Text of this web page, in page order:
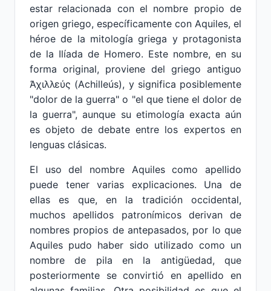
estar relacionada con el nombre propio de
origen griego, específicamente con Aquiles, el
héroe de la mitología griega y protagonista
de la Ilíada de Homero. Este nombre, en su
forma original, proviene del griego antiguo
Ἀχιλλεύς (Achilleús), y significa posiblemente
"dolor de la guerra" o "el que tiene el dolor de
la guerra", aunque su etimología exacta aún
es objeto de debate entre los expertos en
lenguas clásicas.
El uso del nombre Aquiles como apellido
puede tener varias explicaciones. Una de
ellas es que, en la tradición occidental,
muchos apellidos patronímicos derivan de
nombres propios de antepasados, por lo que
Aquiles pudo haber sido utilizado como un
nombre de pila en la antigüedad, que
posteriormente se convirtió en apellido en